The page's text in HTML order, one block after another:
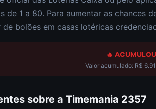
de 1 a 80. Para aumentar as chances
bolões em casas lotéricas
🔥
Valor acumulado: R$
sobre a Timemania 2357